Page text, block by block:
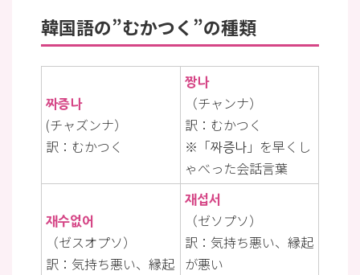
韓国語の”むかつく”の種類
짜증나
(チャズンナ）
訳：むかつく
짱나
（チャンナ）
訳：むかつく
※「짜증나」を早くし
ゃべった会話言葉
재수없어
（ゼスオプソ）
訳：気持ち悪い、縁起
재섭서
（ゼソプソ）
訳：気持ち悪い、縁起
が悪い